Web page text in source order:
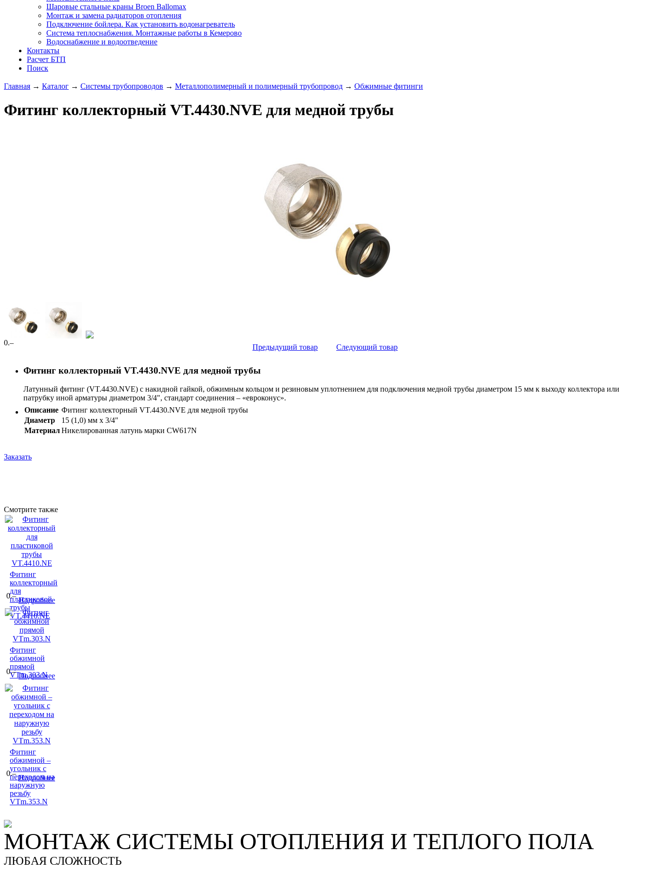
Шаровые стальные краны Broen Ballomax
Монтаж и замена радиаторов отопления
Подключение бойлера. Как установить водонагреватель
Система теплоснабжения. Монтажные работы в Кемерово
Водоснабжение и водоотведение
Контакты
Расчет БТП
Поиск
Главная → Каталог → Системы трубопроводов → Металлополимерный и полимерный трубопровод → Обжимные фитинги
Фитинг коллекторный VT.4430.NVE для медной трубы
Предыдущий товар Следующий товар
0.–
Фитинг коллекторный VT.4430.NVE для медной трубы
Латунный фитинг (VT.4430.NVE) с накидной гайкой, обжимным кольцом и резиновым уплотнением для подключения медной трубы диаметром 15 мм к выходу коллектора или
патрубку иной арматуры диаметром 3/4", стандарт соединения – «евроконус».
Описание Фитинг коллекторный VT.4430.NVE для медной трубы
Диаметр
15 (1,0) мм x 3/4"
МатериалНикелированная латунь марки CW617N
Заказать
Смотрите также
Фитинг
коллекторный
для
пластиковой
трубы
VT.4410.NE
0.–
Подробнее
Фитинг
обжимной
прямой
VTm.303.N
0.–
Подробнее
Фитинг
обжимной –
угольник с
переходом на
наружную
резьбу
VTm.353.N
0.–
Подробнее
МОНТАЖ СИСТЕМЫ ОТОПЛЕНИЯ И ТЕПЛОГО ПОЛА
ЛЮБАЯ СЛОЖНОСТЬ